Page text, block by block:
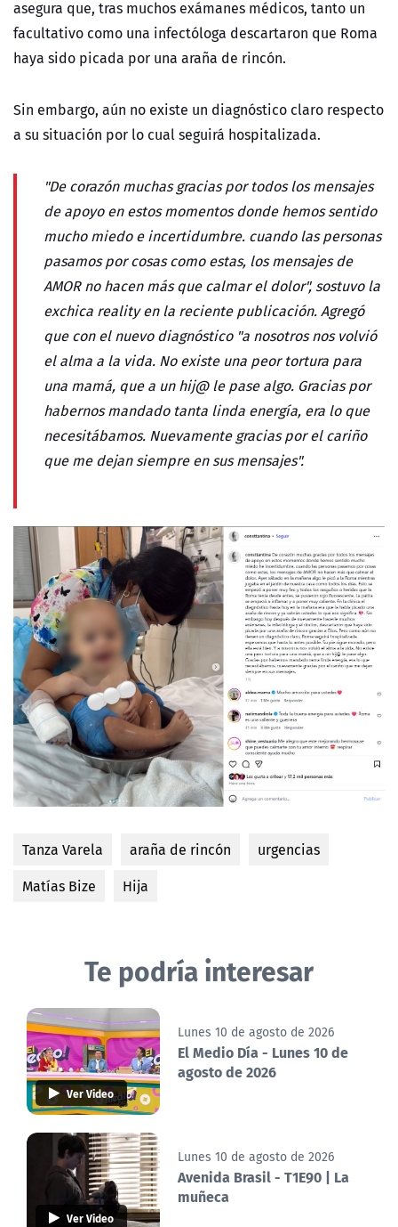
asegura que, tras muchos exámanes médicos, tanto un
facultativo como una infectóloga descartaron que Roma
haya sido picada por una araña de rincón.
Sin embargo, aún no existe un diagnóstico claro respecto
a su situación por lo cual seguirá hospitalizada.
"De corazón muchas gracias por todos los mensajes
de apoyo en estos momentos donde hemos sentido
mucho miedo e incertidumbre. cuando las personas
pasamos por cosas como estas, los mensajes de
AMOR no hacen más que calmar el dolor", sostuvo la
exchica reality en la reciente publicación. Agregó
que con el nuevo diagnóstico "a nosotros nos volvió
el alma a la vida. No existe una peor tortura para
una mamá, que a un hij@ le pase algo. Gracias por
habernos mandado tanta linda energía, era lo que
necesitábamos. Nuevamente gracias por el cariño
que me dejan siempre en sus mensajes".
Tanza Varela araña de rincón
urgencias
Matías Bize
Hija
Te podría interesar
Ver Video
Lunes 10 de agosto de 2026
El Medio Día - Lunes 10 de
agosto de 2026
Ver Video
Lunes 10 de agosto de 2026
Avenida Brasil - T1E90 | La
muñeca